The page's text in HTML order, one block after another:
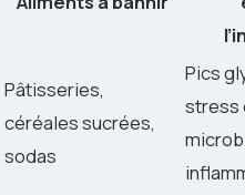
Pâtisseries,
céréales sucrées,
sodas
Pics
stress